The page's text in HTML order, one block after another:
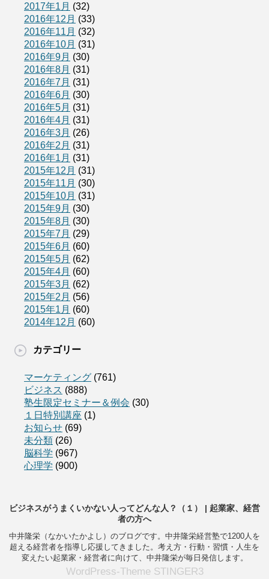
2017年1月 (32)
2016年12月 (33)
2016年11月 (32)
2016年10月 (31)
2016年9月 (30)
2016年8月 (31)
2016年7月 (31)
2016年6月 (30)
2016年5月 (31)
2016年4月 (31)
2016年3月 (26)
2016年2月 (31)
2016年1月 (31)
2015年12月 (31)
2015年11月 (30)
2015年10月 (31)
2015年9月 (30)
2015年8月 (30)
2015年7月 (29)
2015年6月 (60)
2015年5月 (62)
2015年4月 (60)
2015年3月 (62)
2015年2月 (56)
2015年1月 (60)
2014年12月 (60)
カテゴリー
マーケティング (761)
ビジネス (888)
塾生限定セミナー＆例会 (30)
１日特別講座 (1)
お知らせ (69)
未分類 (26)
脳科学 (967)
心理学 (900)
ビジネスがうまくいかない人ってどんな人？（１） | 起業家、経営
者の方へ
中井隆栄（なかいたかよし）のブログです。中井隆栄経営塾で1200人を
超える経営者を指導し応援してきました。考え方・行動・習慣・人生を
変えたい起業家・経営者に向けて、中井隆栄が毎日発信します。
WordPress-Theme STINGER3